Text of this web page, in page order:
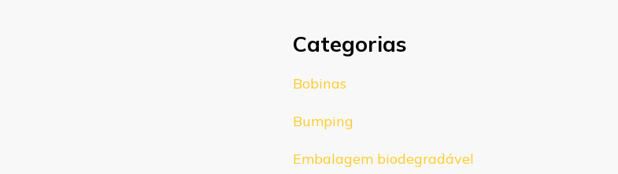
Categorias
Bobinas
Bumping
Embalagem biodegradável